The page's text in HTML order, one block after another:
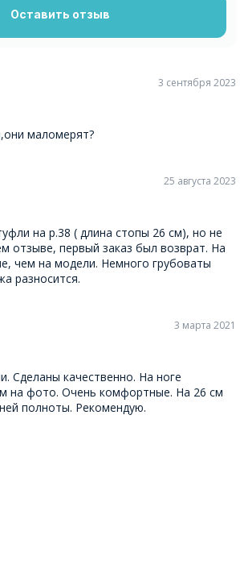
3 сентября 2023
маломерят?
25 августа 2023
на р.38 ( длина стопы 26 см), но не
отзыве, первый заказ был возврат. На
чем на модели. Немного грубоваты
разносится.
3 марта 2021
Сделаны качественно. На ноге
на фото. Очень комфортные. На 26 см
полноты. Рекомендую.
Оставить отзыв